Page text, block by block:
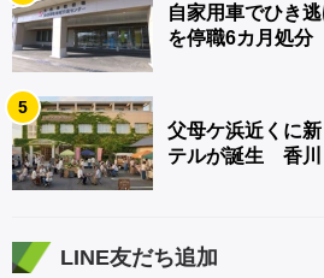
自家用車でひき
を停職6カ月処
5
父母ケ浜近くに
テルが誕生 香川
LINE友だち追加